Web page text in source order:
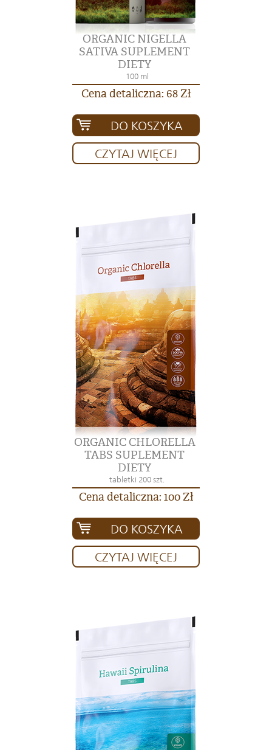
ORGANIC NIGELLA
SATIVA SUPLEMENT
DIETY
100 ml
Cena detaliczna: 68 Zł
DO KOSZYKA
CZYTAJ WIĘCEJ
ORGANIC CHLORELLA
TABS SUPLEMENT
DIETY
tabletki 200 szt.
Cena detaliczna: 100 Zł
DO KOSZYKA
CZYTAJ WIĘCEJ